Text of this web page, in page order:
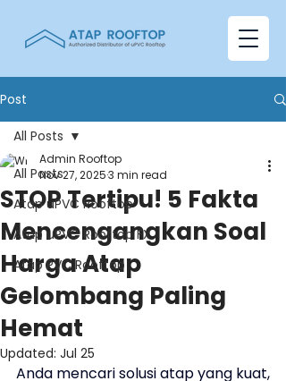
Post
All Posts
Atap uPVC Rooftop
Atap uPVC Rooftop FX
Atap PVC Rooftop
All Posts
STOP Tertipu! 5 Fakta
Mencengangkan Soal
Harga Atap
Gelombang Paling
Hemat
Admin Rooftop
Nov 27, 20253 min read
Updated: Jul 25
Anda mencari solusi atap yang kuat,